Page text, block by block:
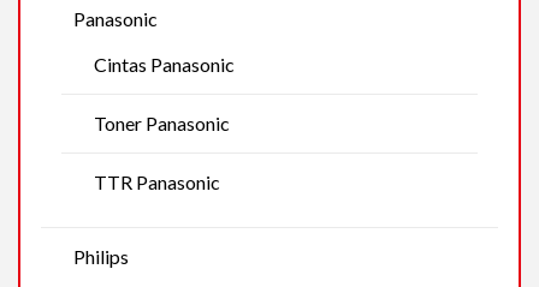
Panasonic
Cintas Panasonic
Toner Panasonic
TTR Panasonic
Philips